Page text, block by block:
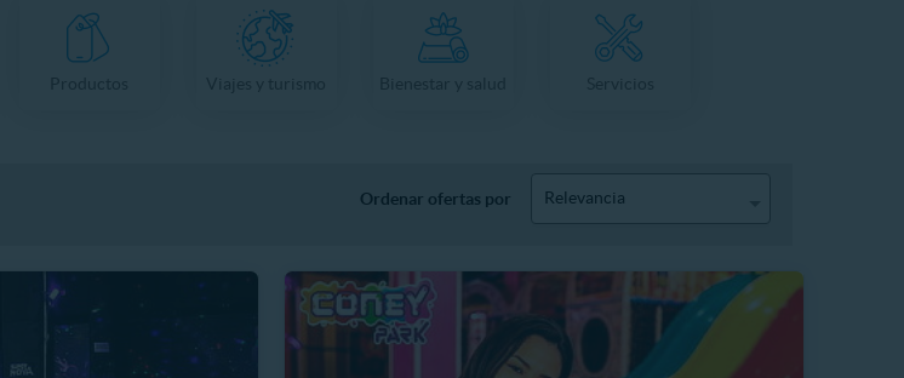
Ordenar ofertas por Relevancia